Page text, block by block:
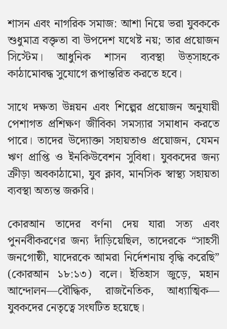
শাসন এবং নাগরিক সমাজ: আশা নিয়ে ভরা যুবককে
শুধুমাত্র বক্তৃতা বা উপদেশ যথেষ্ট নয়; তার প্রয়োজন
সিস্টেম। আধুনিক শাসন ব্যবস্থা উত্সাহকে
কাঠামোবদ্ধ সুযোগে রূপান্তরিত করতে হবে।
সাথে দক্ষতা উন্নয়ন এবং শিল্পের প্রয়োজন অনুযায়ী
পেশাগত প্রশিক্ষণ জীবিকা সমস্যার সমাধান করতে
পারে। তাদের উদ্যোক্তা সহায়তাও প্রয়োজন, যেমন
ঋণ প্রাপ্তি ও ইনকিউবেশন সুবিধা। যুবকদের জন্য
ক্রীড়া অবকাঠামো, যুব ক্লাব, মানসিক স্বাস্থ্য সহায়তা
ব্যবস্থা অত্যন্ত জরুরি।
কোরআন তাদের বর্ণনা দেয় যারা সত্য এবং
পুনর্নবীকরণের জন্য দাঁড়িয়েছিল, তাদেরকে “সাহসী
জনগোষ্ঠী, যাদেরকে আমরা নির্দেশনায় বৃদ্ধি করেছি”
(কোরআন ১৮:১৩) বলে। ইতিহাস জুড়ে, মহান
আন্দোলন—বৌদ্ধিক, রাজনৈতিক, আধ্যাত্মিক—
যুবকদের নেতৃত্বে সংঘটিত হয়েছে।